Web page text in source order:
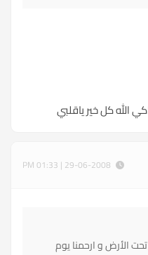
الله كل خير ياقلبي
الأرض و ارحمنا يوم